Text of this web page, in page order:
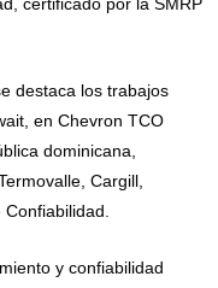
certificado por la SMRP
destaca los trabajos
en Chevron TCO
dominicana,
Cargill,
Confiabilidad.
y confiabilidad